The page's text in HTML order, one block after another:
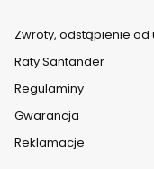
Zwroty, odstąpienie od
Raty Santander
Regulaminy
Gwarancja
Reklamacje